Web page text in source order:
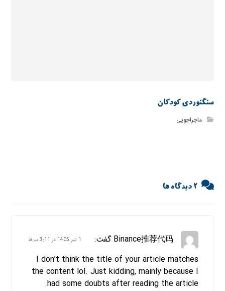
سنگنوردی کودکان
ماجراجویی
2 دیدگاه ها
Binance推荐代码 گفت: 1 تیر 1405 در 3:11 ب.ظ
I don’t think the title of your article matches
the content lol. Just kidding, mainly because I
had some doubts after reading the article.